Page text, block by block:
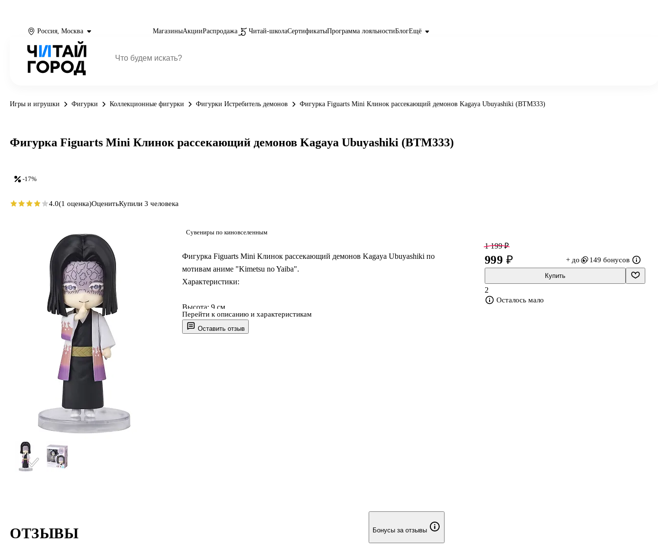
Россия, Москва МагазиныАкцииРаспродажа Читай-школаСертификатыПрограмма лояльностиБлогЕщё
Игры и игрушки Фигурки Коллекционные фигурки Фигурки Истребитель демонов Фигурка Figuarts Mini Клинок рассекающий демонов Kagaya Ubuyashiki (BTM333)
Оставить отзыв
Сувениры по киновселенным
Фигурка Figuarts Mini Клинок рассекающий демонов Kagaya Ubuyashiki по
мотивам аниме "Kimetsu no Yaiba".
Характеристики:
Высота: 9 см
Материал: пластик
Перейти к описанию и характеристикам
-17%
Фигурка Figuarts Mini Клинок рассекающий демонов Kagaya Ubuyashiki (BTM333)
4.0(1 оценка)ОценитьКупили 3 человека
1 199 ₽
999 ₽ + до 149 бонусов
Купить
2
Осталось мало
ОТЗЫВЫ Бонусы за отзывы